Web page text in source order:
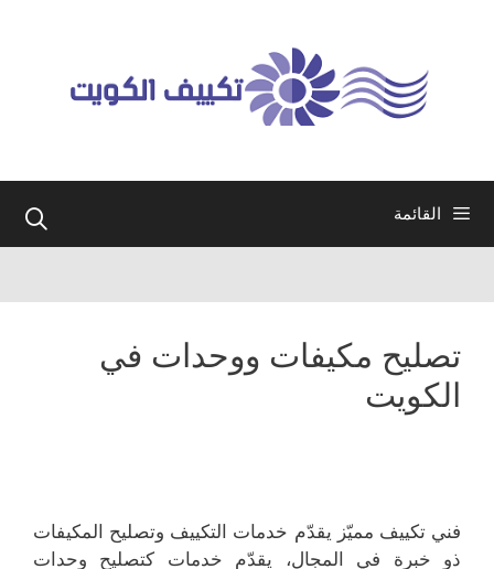
القائمة
تصليح مكيفات ووحدات في
الكويت
فني تكييف مميّز يقدّم خدمات التكييف وتصليح المكيفات
ذو خبرة في المجال، يقدّم خدمات كتصليح وحدات